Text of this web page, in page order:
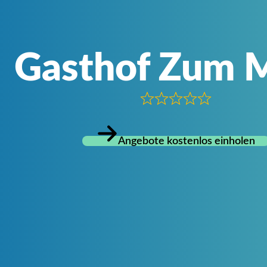
Gasthof Zum
Angebote kostenlos einholen